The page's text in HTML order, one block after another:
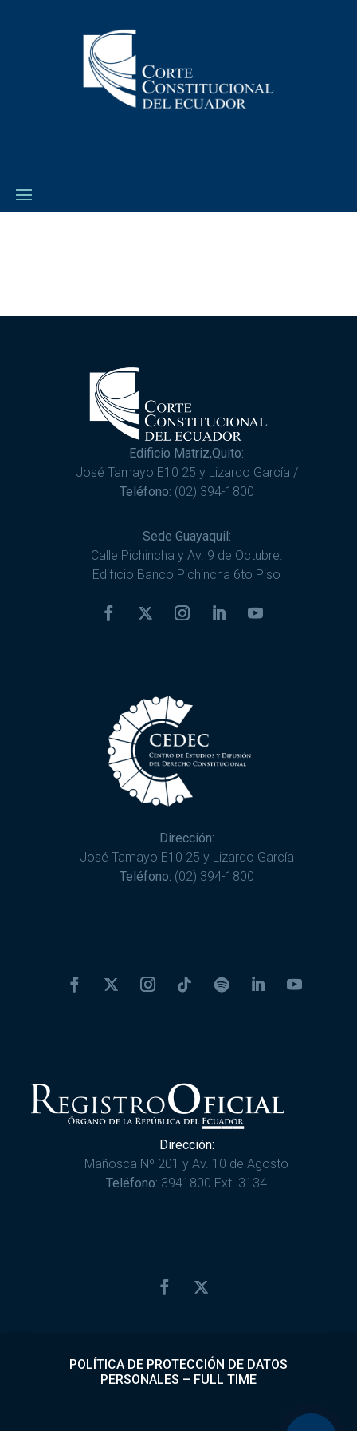
Edificio Matriz,Quito:
José Tamayo E10 25 y Lizardo García /
Teléfono: (02) 394-1800
Sede Guayaquil:
Calle Pichincha y Av. 9 de Octubre.
Edificio Banco Pichincha 6to Piso
Dirección:
José Tamayo E10 25 y Lizardo García
Teléfono: (02) 394-1800
Dirección:
Mañosca Nº 201 y Av. 10 de Agosto
Teléfono: 3941800 Ext. 3134
POLÍTICA DE PROTECCIÓN DE DATOS
PERSONALES – FULL TIME